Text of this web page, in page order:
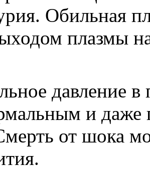
Обильная
плазмы
давление
и
от шока